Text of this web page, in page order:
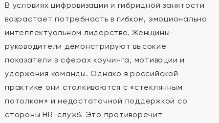
В условиях цифровизации и гибридной занятости
возрастает потребность в гибком, эмоционально
интеллектуальном лидерстве. Женщины-
руководители демонстрируют высокие
показатели в сферах коучинга, мотивации и
удержания команды. Однако в российской
практике они сталкиваются с «стеклянным
потолком» и недостаточной поддержкой со
стороны HR-служб. Это противоречит